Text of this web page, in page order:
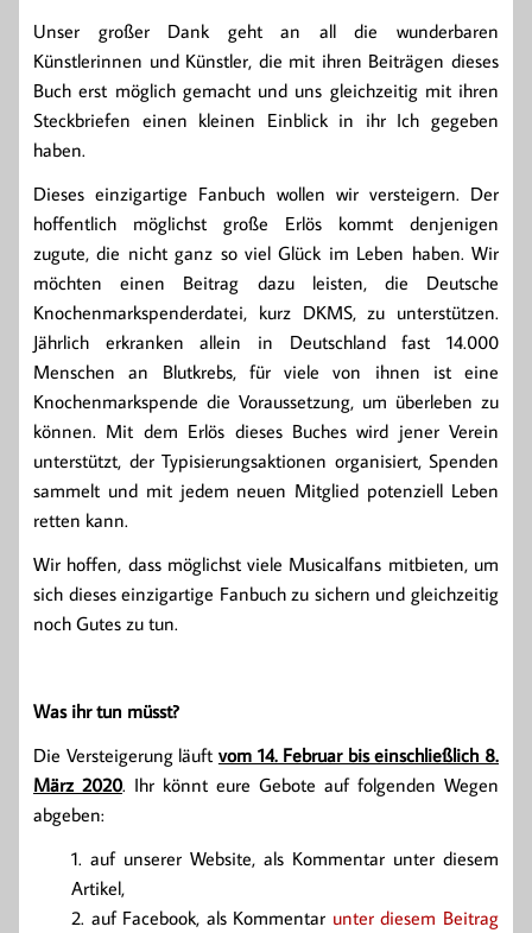
Unser großer Dank geht an all die wunderbaren
Künstlerinnen und Künstler, die mit ihren Beiträgen dieses
Buch erst möglich gemacht und uns gleichzeitig mit ihren
Steckbriefen einen kleinen Einblick in ihr Ich gegeben
haben.
Dieses einzigartige Fanbuch wollen wir versteigern. Der
hoffentlich möglichst große Erlös kommt denjenigen
zugute, die nicht ganz so viel Glück im Leben haben. Wir
möchten einen Beitrag dazu leisten, die Deutsche
Knochenmarkspenderdatei, kurz DKMS, zu unterstützen.
Jährlich erkranken allein in Deutschland fast 14.000
Menschen an Blutkrebs, für viele von ihnen ist eine
Knochenmarkspende die Voraussetzung, um überleben zu
können. Mit dem Erlös dieses Buches wird jener Verein
unterstützt, der Typisierungsaktionen organisiert, Spenden
sammelt und mit jedem neuen Mitglied potenziell Leben
retten kann.
Wir hoffen, dass möglichst viele Musicalfans mitbieten, um
sich dieses einzigartige Fanbuch zu sichern und gleichzeitig
noch Gutes zu tun.
Was ihr tun müsst?
Die Versteigerung läuft vom 14. Februar bis einschließlich 8.
März 2020. Ihr könnt eure Gebote auf folgenden Wegen
abgeben:
auf unserer Website, als Kommentar unter diesem
Artikel,
auf Facebook, als Kommentar unter diesem Beitrag